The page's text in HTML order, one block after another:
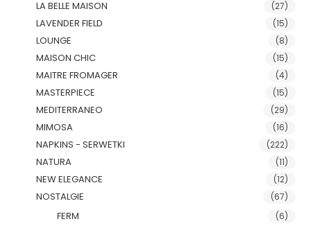
LA BELLE MAISON (27)
LAVENDER FIELD (15)
LOUNGE (8)
MAISON CHIC (15)
MAITRE FROMAGER (4)
MASTERPIECE (15)
MEDITERRANEO (29)
MIMOSA (16)
NAPKINS - SERWETKI (222)
NATURA (11)
NEW ELEGANCE (12)
NOSTALGIE (67)
FERM (6)